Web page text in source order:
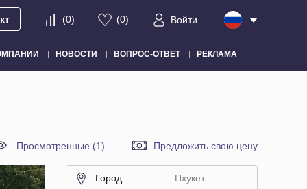
(0) (0) Войти
НОВОСТИ ВОПРОС-ОТВЕТ РЕКЛАМА
Просмотренные (1) Предложить свою цену
Город
Пхукет